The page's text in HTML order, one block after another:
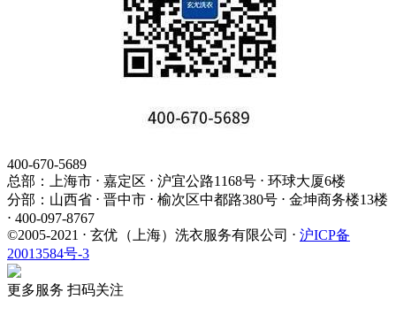
400-670-5689
总部：上海市 ⋅ 嘉定区 ⋅ 沪宜公路1168号 ⋅ 环球大厦6楼
分部：山西省 ⋅ 晋中市 ⋅ 榆次区中都路380号 ⋅ 金坤商务楼13楼
⋅ 400-097-8767
©2005-2021 ⋅ 玄优（上海）洗衣服务有限公司 ⋅ 沪ICP备
20013584号-3
更多服务 扫码关注